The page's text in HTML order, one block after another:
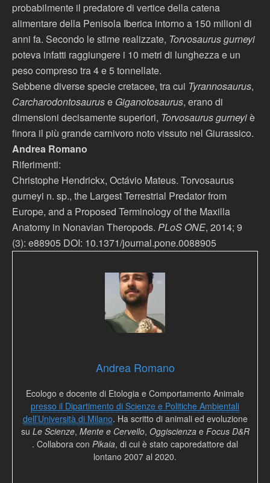
probabilmente il predatore di vertice della catena
alimentare della Penisola Iberica intorno a 150 milioni di
anni fa. Secondo le stime realizzate, Torvosaurus gurneyi
poteva infatti raggiungere i 10 metri di lunghezza e un
peso compreso tra 4 e 5 tonnellate.
Sebbene diverse specie cretacee, tra cui Tyrannosaurus,
Carcharodontosauruse Giganotosaurus, erano di
dimensioni decisamente superiori, Torvosaurus gurneyiè
finora il più grande carnivoro noto vissuto nel Giurassico.
Andrea Romano
Riferimenti:
Christophe Hendrickx, Octávio Mateus. Torvosaurus
gurneyi n. sp., the Largest Terrestrial Predator from
Europe, and a Proposed Terminology of the Maxilla
Anatomy in Nonavian Theropods. PLoS ONE, 2014; 9
(3): e88905 DOI: 10.1371/journal.pone.0088905
Andrea Romano
Ecologo e docente di Etologia e Comportamento Animale
presso il Dipartimento di Scienze e Politiche Ambientali
dell’Università di Milano. Ha scritto di animali ed evoluzione
su Le Scienze, Mente e Cervello, Oggiscienzae Focus D&R
. Collabora con Pikaia, di cui è stato caporedattore dal
lontano 2007 al 2020.